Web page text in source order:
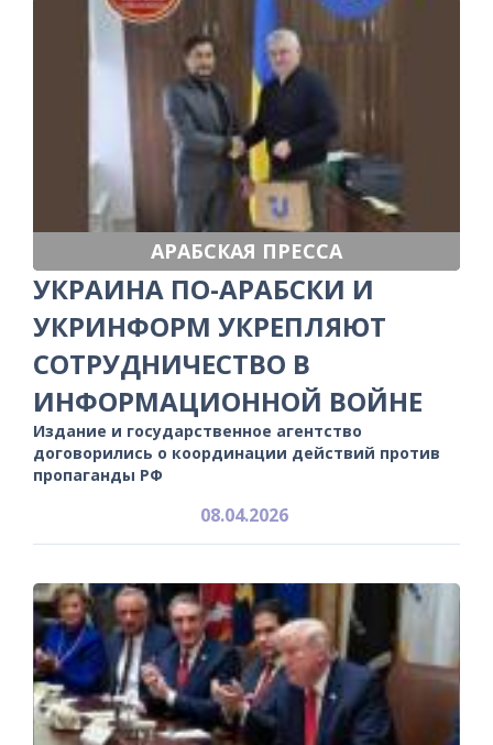
АРАБСКАЯ ПРЕССА
УКРАИНА ПО-АРАБСКИ И
УКРИНФОРМ УКРЕПЛЯЮТ
СОТРУДНИЧЕСТВО В
ИНФОРМАЦИОННОЙ ВОЙНЕ
Издание и государственное агентство
договорились о координации действий против
пропаганды РФ
08.04.2026